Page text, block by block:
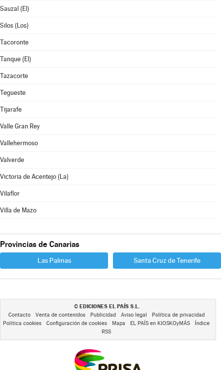
Sauzal (El)
Silos (Los)
Tacoronte
Tanque (El)
Tazacorte
Tegueste
Tijarafe
Valle Gran Rey
Vallehermoso
Valverde
Victoria de Acentejo (La)
Vilaflor
Villa de Mazo
Provincias de Canarias
Las Palmas Santa Cruz de Tenerife
© EDICIONES EL PAÍS S.L.
Contacto Venta de contenidos Publicidad Aviso legal
Política de privacidad
Política cookies
Configuración de cookies Mapa EL PAÍS en KIOSKOyMÁS
Índice
RSS